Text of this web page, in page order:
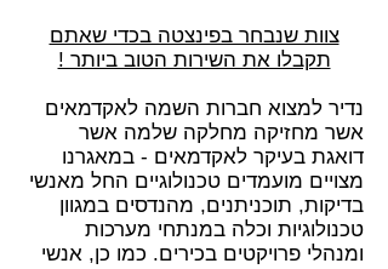
צוות שנבחר בפינצטה בכדי שאתם
תקבלו את השירות הטוב ביותר !
נדיר למצוא חברות השמה לאקדמאים
אשר מחזיקה מחלקה שלמה אשר
דואגת בעיקר לאקדמאים - במאגרנו
מצויים מועמדים טכנולוגיים החל מאנשי
בדיקות, תוכניתנים, מהנדסים במגוון
טכנולוגיות וכלה במנתחי מערכות
ומנהלי פרויקטים בכירים. כמו כן, אנשי